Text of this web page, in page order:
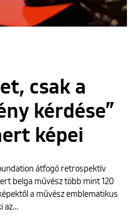
csak a
kérdése”
képei
átfogó retrospektív
belga művész több mint 120
a művész emblematikus
az…